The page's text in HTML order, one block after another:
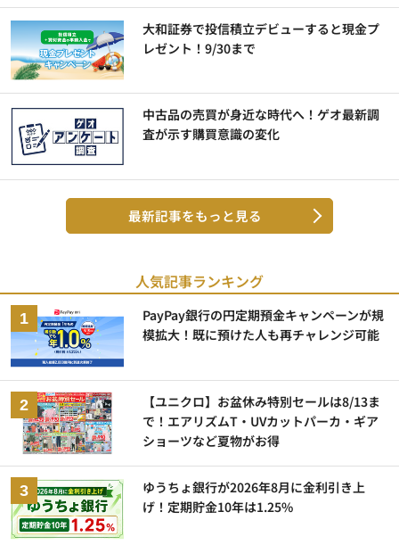
大和証券で投信積立デビューすると現金プ
レゼント！9/30まで
中古品の売買が身近な時代へ！ゲオ最新調
査が示す購買意識の変化
最新記事をもっと見る
人気記事ランキング
PayPay銀行の円定期預金キャンペーンが規
模拡大！既に預けた人も再チャレンジ可能
【ユニクロ】お盆休み特別セールは8/13ま
で！エアリズムT・UVカットパーカ・ギア
ショーツなど夏物がお得
ゆうちょ銀行が2026年8月に金利引き上
げ！定期貯金10年は1.25%